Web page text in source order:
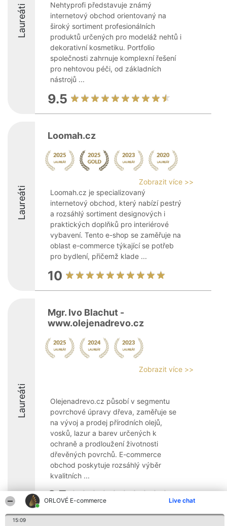
ORLOVÉ E-commerce Live chat
15:09
Laureáti
Nehtyprofi představuje známý
internetový obchod orientovaný na
široký sortiment profesionálních
produktů určených pro modeláž nehtů i
dekorativní kosmetiku. Portfolio
společnosti zahrnuje komplexní řešení
pro nehtovou péči, od základních
nástrojů ...
9.5
Laureáti
Loomah.cz
Zobrazit více >>
Loomah.cz je specializovaný
internetový obchod, který nabízí pestrý
a rozsáhlý sortiment designových i
praktických doplňků pro interiérové
vybavení. Tento e-shop se zaměřuje na
oblast e-commerce týkající se potřeb
pro bydlení, přičemž klade ...
10
Laureáti
Mgr. Ivo Blachut -
www.olejenadrevo.cz
Zobrazit více >>
Olejenadrevo.cz působí v segmentu
povrchové úpravy dřeva, zaměřuje se
na vývoj a prodej přírodních olejů,
vosků, lazur a barev určených k
ochraně a prodloužení životnosti
dřevěných povrchů. E-commerce
obchod poskytuje rozsáhlý výběr
kvalitních ...
8.7